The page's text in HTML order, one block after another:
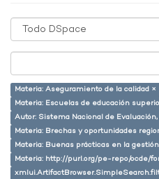
Materia: Aseguramiento de la calidad ×
Materia: Escuelas de educación
Autor: Sistema Nacional de
Materia: Brechas y oportunidades
Materia: Buenas prácticas en la
Materia: http://purl.org/pe-repo/ocde/